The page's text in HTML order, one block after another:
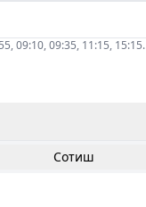
09:10, 09:35, 11:15, 15:15.
Сотиш